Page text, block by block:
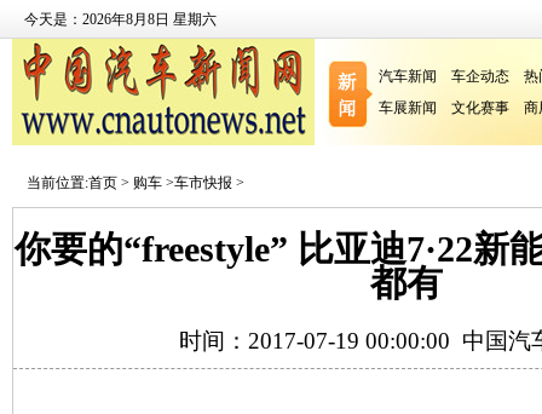
今天是：2026年8月8日 星期六
汽车新闻 车企动态
热
车展新闻
文化赛事 商
当前位置:首页 > 购车 >车市快报 >
你要的“freestyle” 比亚迪7·22新
都有
时间：2017-07-19 00:00:00 中国汽